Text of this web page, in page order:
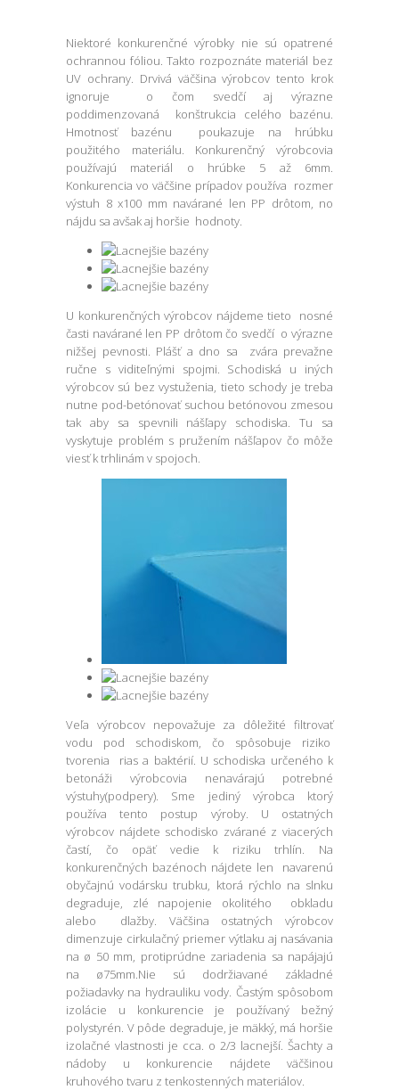
Niektoré konkurenčné výrobky nie sú opatrené
ochrannou fóliou. Takto rozpoznáte materiál bez
UV ochrany. Drvivá väčšina výrobcov tento krok
ignoruje o čom svedčí aj výrazne
poddimenzovaná konštrukcia celého bazénu.
Hmotnosť bazénu poukazuje na hrúbku
použitého materiálu. Konkurenčný výrobcovia
používajú materiál o hrúbke 5 až 6mm.
Konkurencia vo väčšine prípadov používa rozmer
výstuh 8 x100 mm navárané len PP drôtom, no
nájdu sa avšak aj horšie hodnoty.
U konkurenčných výrobcov nájdeme tieto nosné
časti navárané len PP drôtom čo svedčí o výrazne
nižšej pevnosti. Plášť a dno sa zvára prevažne
ručne s viditeľnými spojmi. Schodiská u iných
výrobcov sú bez vystuženia, tieto schody je treba
nutne pod-betónovať suchou betónovou zmesou
tak aby sa spevnili nášľapy schodiska. Tu sa
vyskytuje problém s pružením nášľapov čo môže
viesť k trhlinám v spojoch.
Veľa výrobcov nepovažuje za dôležité filtrovať
vodu pod schodiskom, čo spôsobuje riziko
tvorenia rias a baktérií. U schodiska určeného k
betonáži výrobcovia nenavárajú potrebné
výstuhy(podpery). Sme jediný výrobca ktorý
používa tento postup výroby. U ostatných
výrobcov nájdete schodisko zvárané z viacerých
častí, čo opäť vedie k riziku trhlín. Na
konkurenčných bazénoch nájdete len navarenú
obyčajnú vodársku trubku, ktorá rýchlo na slnku
degraduje, zlé napojenie okolitého obkladu
alebo dlažby. Väčšina ostatných výrobcov
dimenzuje cirkulačný priemer výtlaku aj nasávania
na ø 50 mm, protiprúdne zariadenia sa napájajú
na ø75mm.Nie sú dodržiavané základné
požiadavky na hydrauliku vody. Častým spôsobom
izolácie u konkurencie je používaný bežný
polystyrén. V pôde degraduje, je mäkký, má horšie
izolačné vlastnosti je cca. o 2/3 lacnejší. Šachty a
nádoby u konkurencie nájdete väčšinou
kruhového tvaru z tenkostenných materiálov.